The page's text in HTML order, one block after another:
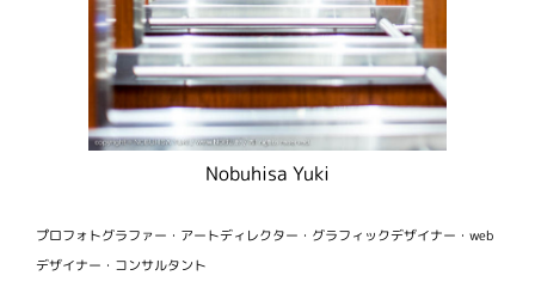
Nobuhisa Yuki
プロフォトグラファー・アートディレクター・グラフィックデザイナー・web
デザイナー・コンサルタント